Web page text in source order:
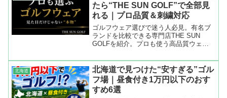
たら“THE SUN GOLF”で全部見
れる｜プロ品質＆刺繍対応
ゴルフウェア選びで迷う人必見。有名ブ
ランドを比較できる専門店THE SUN
GOLFを紹介。プロも使う高品質ウェア
解説。
北海道
北海道で見つけた“安すぎる”ゴル
フ場｜昼食付き1万円以下のおす
すめ6選